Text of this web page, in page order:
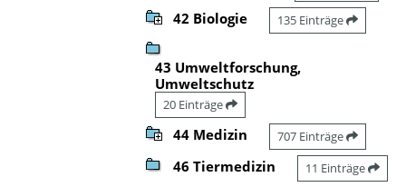
42 Biologie 135 Einträge
43 Umweltforschung,
Umweltschutz
20 Einträge
44 Medizin 707 Einträge
46 Tiermedizin 11 Einträge